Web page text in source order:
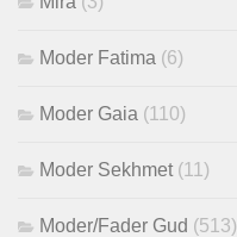
Moder Fatima (6)
Moder Gaia (110)
Moder Sekhmet (11)
Moder/Fader Gud (513)